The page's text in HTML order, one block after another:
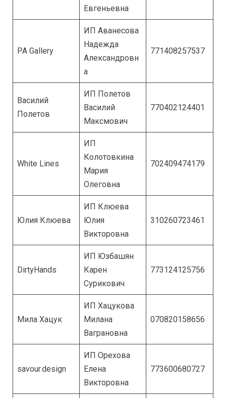
Евгеньевна
PA Gallery
ИП Аванесова
Надежда
Александровн
а
771408257537
Василий
Полетов
ИП Полетов
Василий
Максмович
770402124401
White Lines
ИП
Колотовкина
Мария
Олеговна
702409474179
Юлия Клюева
ИП Клюева
Юлия
Викторовна
310260723461
DirtyHands
ИП Юзбашян
Карен
Сурикович
773124125756
Мила Хацук
ИП Хацукова
Милана
Ваграновна
070820158656
savour.design
ИП Орехова
Елена
Викторовна
773600680727